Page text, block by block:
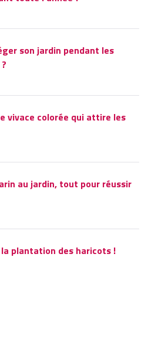
son jardin pendant les
vivace colorée qui attire les
au jardin, tout pour réussir
plantation des haricots !